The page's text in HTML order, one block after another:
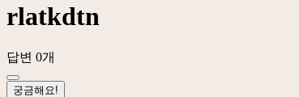
rlatkdtn
답변 0개
궁금해요!